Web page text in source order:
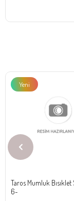
Taros Mumluk Bısıklet
6-
Yeni